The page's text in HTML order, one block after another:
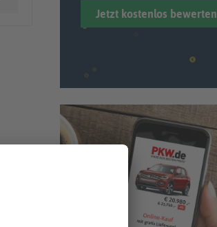
Jetzt kostenlos bewerten